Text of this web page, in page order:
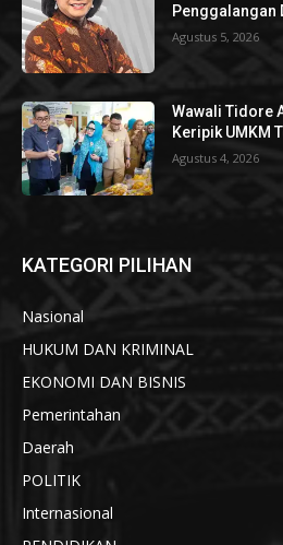
Penggalangan
Agustus 5, 2026
Wawali Tidore
Keripik UMKM
Agustus 4, 2026
KATEGORI PILIHAN
Nasional
HUKUM DAN KRIMINAL
EKONOMI DAN BISNIS
Pemerintahan
Daerah
POLITIK
Internasional